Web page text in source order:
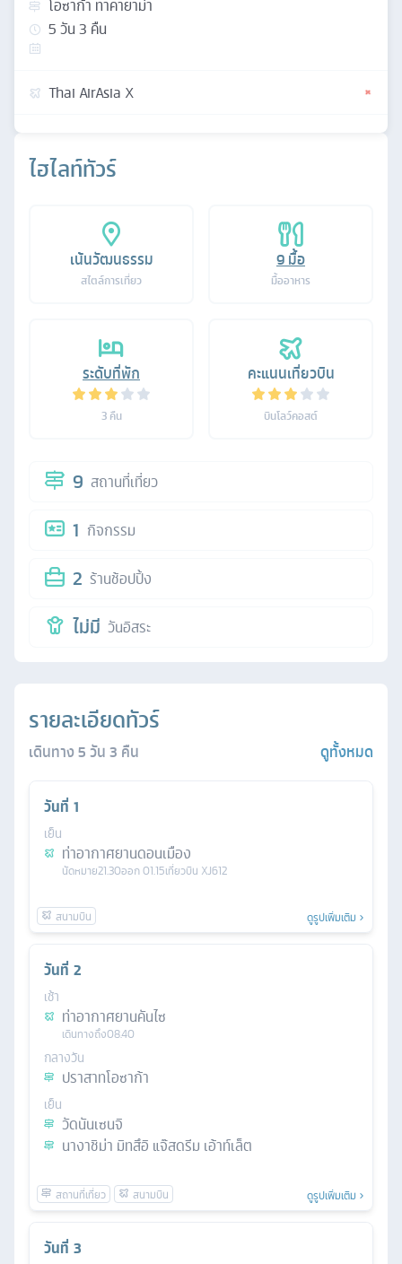
ไฮไลท์ทัวร์
เน้นวัฒนธรรม
สไตล์การเที่ยว
9มื้อ
มื้ออาหาร
ระดับที่พัก
3คืน
คะแนนเที่ยวบิน
บินโลว์คอสต์
9 สถานที่เที่ยว
1 กิจกรรม
2 ร้านช้อปปิ้ง
ไม่มี วันอิสระ
รายละเอียดทัวร์
เดินทาง5วัน3 คืน ดูทั้งหมด
วันที่ 1
เย็น
ท่าอากาศยานดอนเมือง
นัดหมาย21.30ออก01.15เที่ยวบิน XJ612
ดูรูปเพิ่มเติม
วันที่ 2
เช้า
ท่าอากาศยานคันไซ
เดินทางถึง08.40
กลางวัน
ปราสาทโอซาก้า
เย็น
วัดนันเซนจิ
นางาชิม่า มิทสึอิ แจ๊สดรีม เอ้าท์เล็ต
ดูรูปเพิ่มเติม
วันที่ 3
โอซาก้า ทาคายาม่า
5วัน3 คืน
Thai AirAsia X